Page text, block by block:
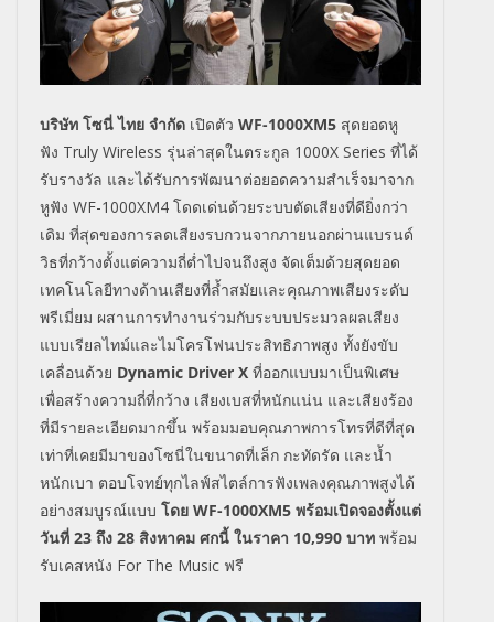
บริษัท โซนี่ ไทย จำกัด เปิดตัว WF-1000XM5 สุดยอดหู
ฟัง Truly Wireless รุ่นล่าสุดในตระกูล 1000X Series ที่ได้
รับรางวัล และได้รับการพัฒนาต่อยอดความสำเร็จมาจาก
หูฟัง WF-1000XM4 โดดเด่นด้วยระบบตัดเสียงที่ดียิ่งกว่า
เดิม ที่สุดของการลดเสียงรบกวนจากภายนอกผ่านแบรนด์
วิธที่กว้างตั้งแต่ความถี่ต่ำไปจนถึงสูง จัดเต็มด้วยสุดยอด
เทคโนโลยีทางด้านเสียงที่ล้ำสมัยและคุณภาพเสียงระดับ
พรีเมี่ยม ผสานการทำงานร่วมกับระบบประมวลผลเสียง
แบบเรียลไทม์และไมโครโฟนประสิทธิภาพสูง ทั้งยังขับ
เคลื่อนด้วย Dynamic Driver X ที่ออกแบบมาเป็นพิเศษ
เพื่อสร้างความถี่ที่กว้าง เสียงเบสที่หนักแน่น และเสียงร้อง
ที่มีรายละเอียดมากขึ้น พร้อมมอบคุณภาพการโทรที่ดีที่สุด
เท่าที่เคยมีมาของโซนี่ในขนาดที่เล็ก กะทัดรัด และน้ำ
หนักเบา ตอบโจทย์ทุกไลฟ์สไตล์การฟังเพลงคุณภาพสูงได้
อย่างสมบูรณ์แบบ โดย WF-1000XM5 พร้อมเปิดจองตั้งแต่
วันที่ 23 ถึง 28 สิงหาคม ศกนี้ ในราคา 10,990 บาท พร้อม
รับเคสหนัง For The Music ฟรี